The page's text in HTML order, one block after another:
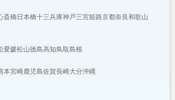
斎橋日本橋十三兵庫神戸三宮姫路京都奈良和歌山
愛媛松山徳島高知鳥取島根
本宮崎鹿児島佐賀長崎大分沖縄